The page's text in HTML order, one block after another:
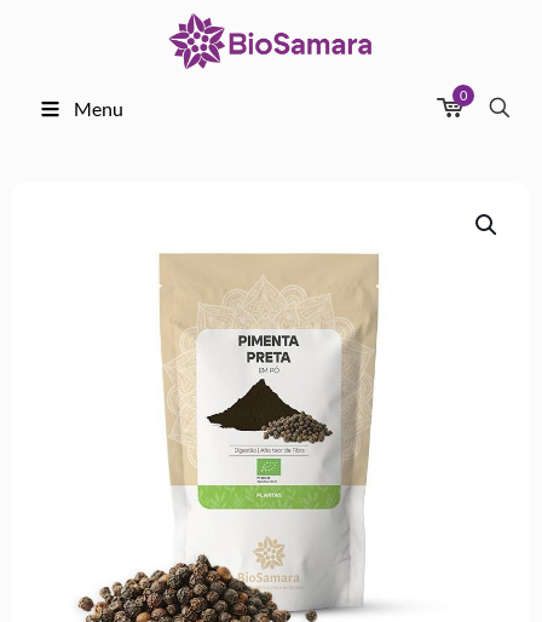
Menu
0